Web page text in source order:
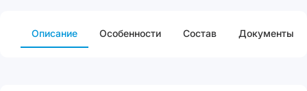
Описание Особенности Cостав Документы